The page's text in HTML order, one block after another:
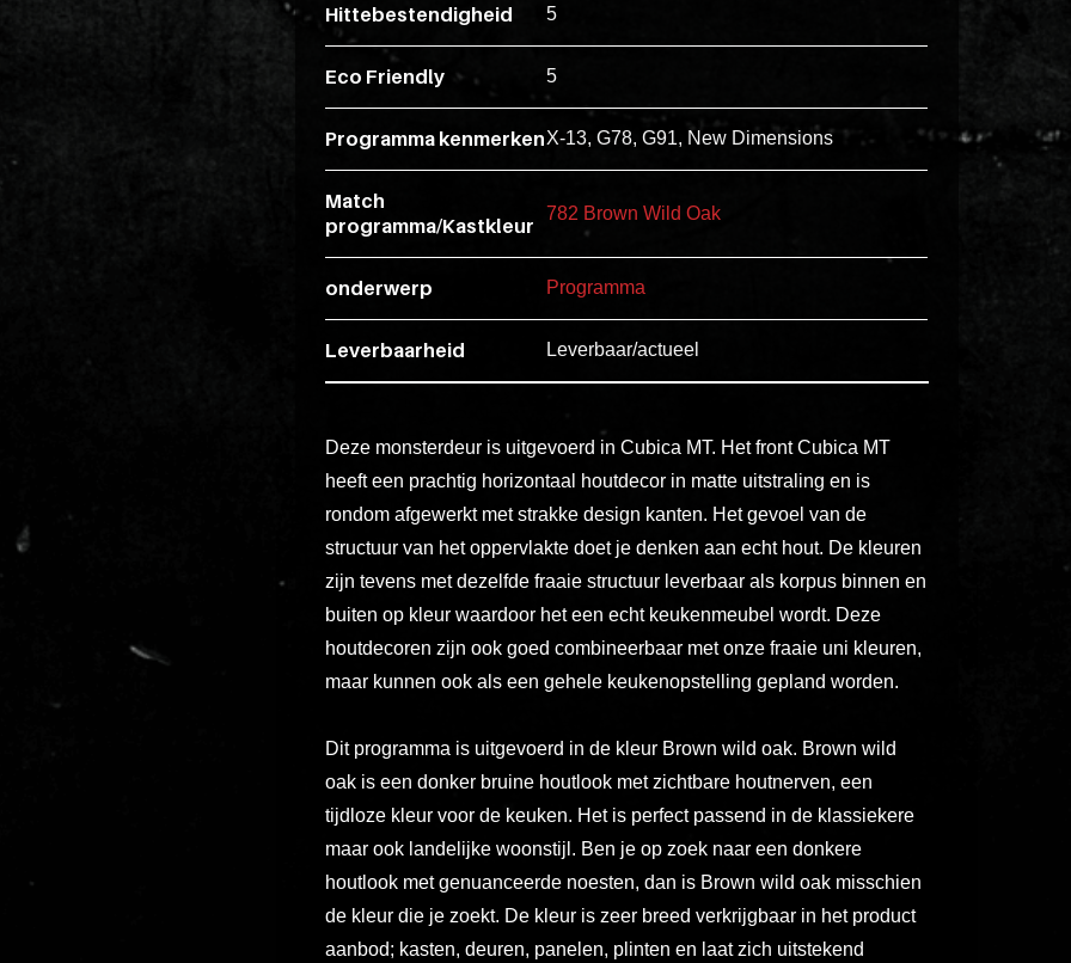
Hittebestendigheid 5
Eco Friendly 5
Programma kenmerkenX-13, G78, G91, New Dimensions
Match
programma/Kastkleur
782 Brown Wild Oak
onderwerp Programma
Leverbaarheid Leverbaar/actueel
Deze monsterdeur is uitgevoerd in Cubica MT. Het front Cubica MT
heeft een prachtig horizontaal houtdecor in matte uitstraling en is
rondom afgewerkt met strakke design kanten. Het gevoel van de
structuur van het oppervlakte doet je denken aan echt hout. De kleuren
zijn tevens met dezelfde fraaie structuur leverbaar als korpus binnen en
buiten op kleur waardoor het een echt keukenmeubel wordt. Deze
houtdecoren zijn ook goed combineerbaar met onze fraaie uni kleuren,
maar kunnen ook als een gehele keukenopstelling gepland worden.
Dit programma is uitgevoerd in de kleur Brown wild oak. Brown wild
oak is een donker bruine houtlook met zichtbare houtnerven, een
tijdloze kleur voor de keuken. Het is perfect passend in de klassiekere
maar ook landelijke woonstijl. Ben je op zoek naar een donkere
houtlook met genuanceerde noesten, dan is Brown wild oak misschien
de kleur die je zoekt. De kleur is zeer breed verkrijgbaar in het product
aanbod; kasten, deuren, panelen, plinten en laat zich uitstekend
Lorem
ipsum
dolor
animi
dolore
explicabo
tenetur
voluptatibus
quidem
illo
unde
inventore
enim
ipsum
optio
quo,
delectus